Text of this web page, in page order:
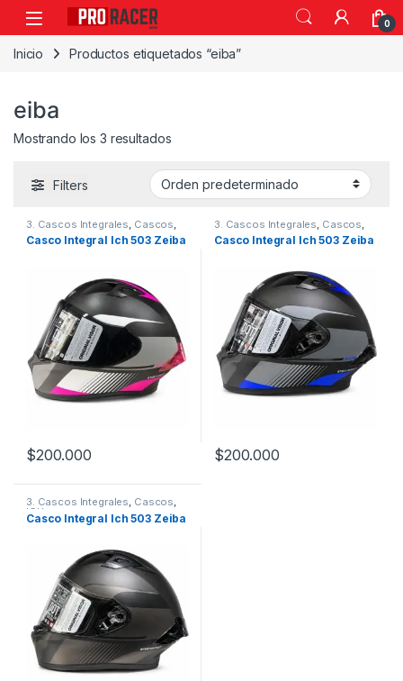
0
Inicio Productos etiquetados “eiba”
eiba
Mostrando los 3 resultados
Filters
3. Cascos Integrales Cascos
ICH
Casco Integral Ich 503 Zeiba
$200.000
Este producto tiene múltiples variantes. Las opciones se
3. Cascos Integrales Cascos
ICH
Casco Integral Ich 503 Zeiba
$200.000
Este producto tiene múltiples
3. Cascos Integrales, Cascos,
ICH
Casco Integral Ich 503 Zeiba